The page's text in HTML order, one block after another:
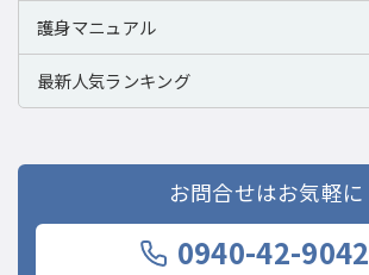
護身マニュアル
最新人気ランキング
お問合せはお気軽に
0940-42-9042